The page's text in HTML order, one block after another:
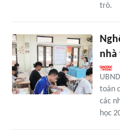
trò.
nhà
toán
các
học